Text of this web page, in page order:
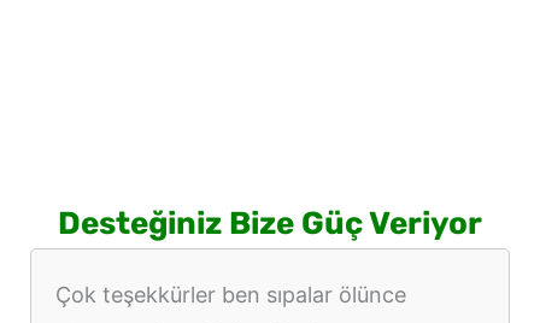
Desteğiniz Bize Güç Veriyor
Çok teşekkürler ben sıpalar ölünce